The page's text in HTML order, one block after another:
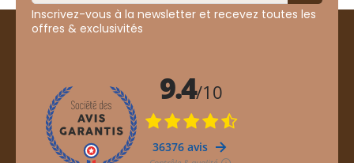
Inscrivez-vous à la newsletter et recevez toutes les
offres & exclusivités